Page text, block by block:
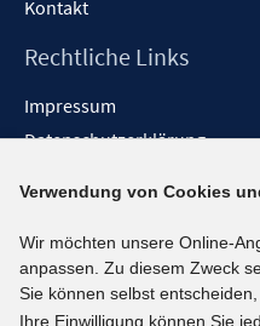
Kontakt
Rechtliche Links
Impressum
Datenschutzerklärung
Barrieren melden
Social-Media-Kanäle
BlueSky
Verwendung von Cookies
Wir möchten unsere Online-
anpassen. Zu diesem Zweck
Sie können selbst
Ihre Einwilligung können Sie